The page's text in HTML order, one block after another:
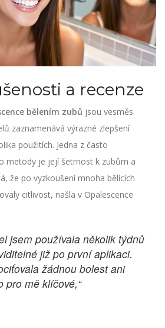
a recenze
bělením zubů jsou vesměs
zaznamenává výrazné zlepšení
použitích. Jedna z často
metody je její šetrnost k zubům a
že po vyzkoušení mnoha bělících
citlivost, našla v Opalescence
jsem používala několik týdnů
již po první aplikaci.
žádnou bolest ani
pro mě klíčové,“